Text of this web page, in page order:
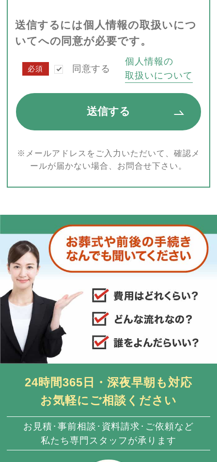
送信するには個人情報の取扱いにつ
いてへの同意が必要です。
必須 同意する
個人情報の
取扱いについて
※メールアドレスをご入力いただいて、確認メ
ールが届かない場合、お問合せ下さい。
24時間365日・深夜早朝も対応
お気軽にご相談ください
お見積･事前相談･資料請求･ご依頼など
私たち専門スタッフが承ります